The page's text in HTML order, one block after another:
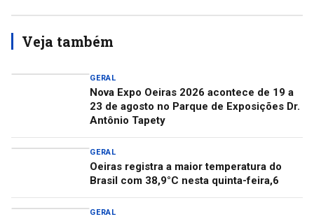
Veja também
GERAL
Nova Expo Oeiras 2026 acontece de 19 a
23 de agosto no Parque de Exposições Dr.
Antônio Tapety
GERAL
Oeiras registra a maior temperatura do
Brasil com 38,9°C nesta quinta-feira,6
GERAL